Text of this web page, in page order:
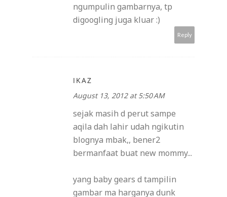
ngumpulin gambarnya, tp
digoogling juga kluar :)
Reply
IKAZ
August 13, 2012 at 5:50 AM
sejak masih d perut sampe
aqila dah lahir udah ngikutin
blognya mbak,, bener2
bermanfaat buat new mommy...
yang baby gears d tampilin
gambar ma harganya dunk